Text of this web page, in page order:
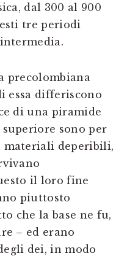
dal 300 al 900
tre periodi
precolombiana
essa differiscono
di una piramide
sono per
materiali deperibili,
il loro fine
piuttosto
che la base ne fu,
– ed erano
dei, in modo